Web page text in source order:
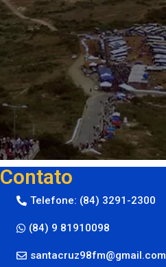
Contato
Telefone: (84) 3291-2300
(84) 9 81910098
santacruz98fm@gmail.com